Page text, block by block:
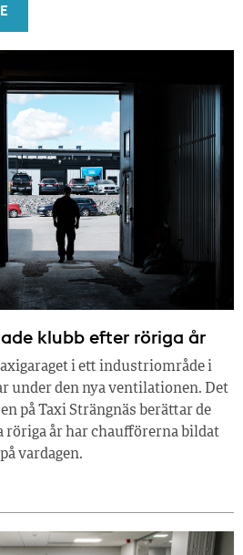
klubb efter röriga år
i ett industriområde i
under den nya ventilationen. Det
på Taxi Strängnäs berättar de
röriga år har chaufförerna bildat
vardagen.